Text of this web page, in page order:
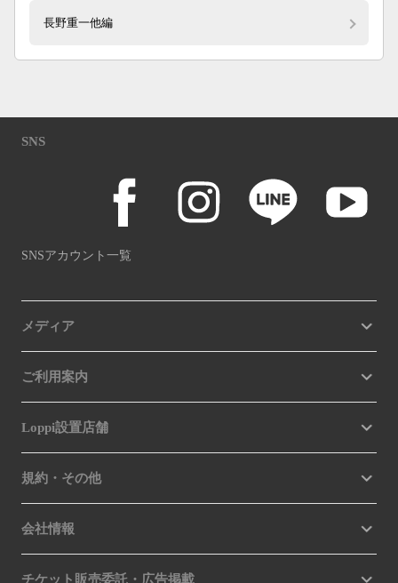
長野重一他編
SNS
SNSアカウント一覧
メディア
ご利用案内
Loppi設置店舗
規約・その他
会社情報
チケット販売委託・広告掲載